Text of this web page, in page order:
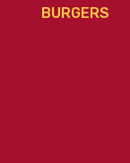
BURGERS